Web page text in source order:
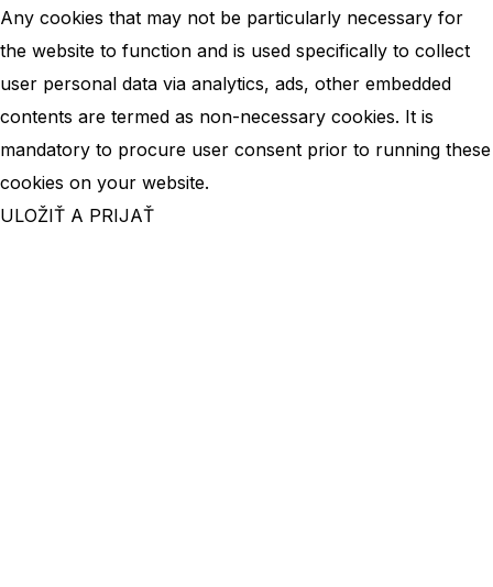
Any cookies that may not be particularly necessary for
the website to function and is used specifically to collect
user personal data via analytics, ads, other embedded
contents are termed as non-necessary cookies. It is
mandatory to procure user consent prior to running these
cookies on your website.
ULOŽIŤ A PRIJAŤ